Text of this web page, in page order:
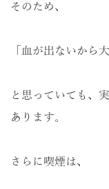
そのため、
「血が出ないから
と思っていても、
あります。
さらに喫煙は、